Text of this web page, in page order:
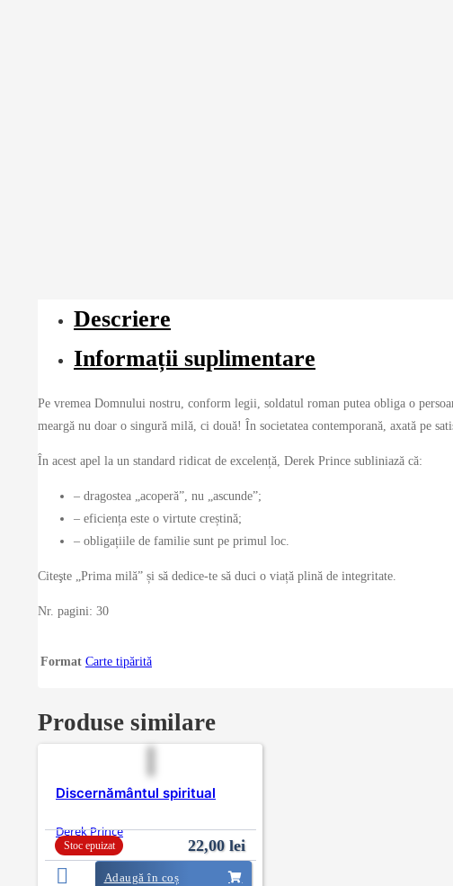
Descriere
Informații suplimentare
Pe vremea Domnului nostru, conform legii, soldatul roman putea obliga o
meargă nu doar o singură milă, ci două! În societatea contemporană, axată pe
În acest apel la un standard ridicat de excelență, Derek Prince subliniază că:
– dragostea „acoperă”, nu „ascunde”;
– eficiența este o virtute creștină;
– obligațiile de familie sunt pe primul loc.
Citeşte „Prima milă” și să dedice-te să duci o viață plină de integritate.
Nr. pagini: 30
Format Carte tipărită
Produse similare
Discernământul spiritual
Derek Prince
Stoc epuizat 22,00 lei
Adaugă în coș